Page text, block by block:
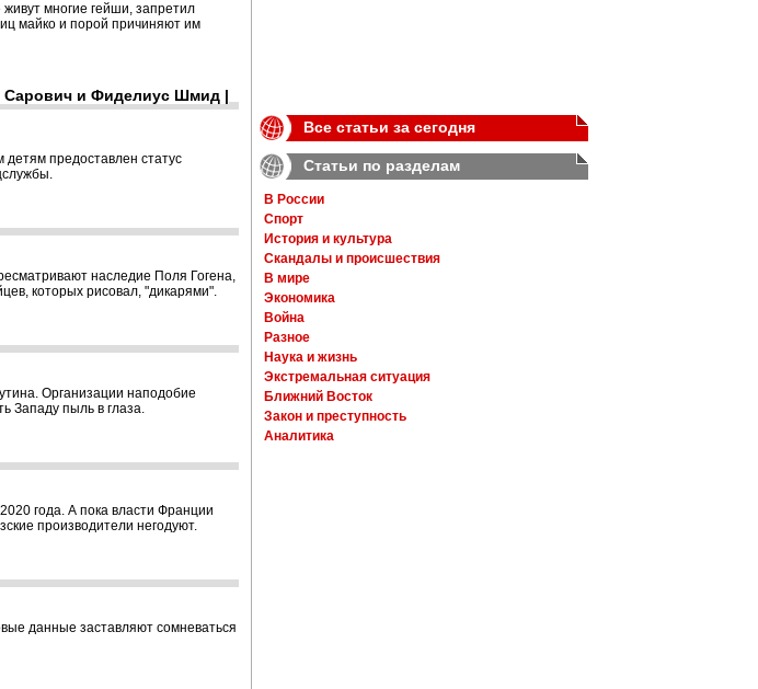
многие гейши, запретил
майко и порой причиняют им
Сарович и Фиделиус Шмид |
предоставлен статус
наследие Поля Гогена,
которых рисовал, "дикарями".
Организации наподобие
Западу пыль в глаза.
года. А пока власти Франции
производители негодуют.
данные заставляют сомневаться
Все статьи за сегодня
Статьи по разделам
В России
Спорт
История и культура
Скандалы и происшествия
В мире
Экономика
Война
Разное
Наука и жизнь
Экстремальная ситуация
Ближний Восток
Закон и преступность
Аналитика